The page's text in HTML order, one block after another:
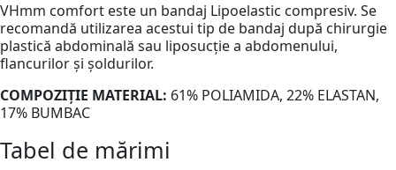
VHmm comfort este un bandaj Lipoelastic compresiv. Se
recomandă utilizarea acestui tip de bandaj după chirurgie
plastică abdominală sau liposucție a abdomenului,
flancurilor și șoldurilor.
COMPOZIȚIE MATERIAL: 61% POLIAMIDA, 22% ELASTAN,
17% BUMBAC
Tabel de mărimi